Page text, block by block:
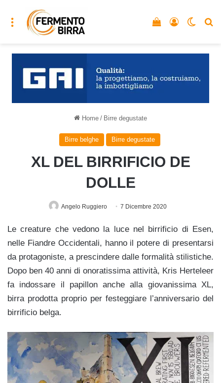
Menu Accedi
Vedi il carrello
Home / Birre degustate
Birre belghe Birre degustate
XL DEL BIRRIFICIO DE
DOLLE
Angelo Ruggiero 7 Dicembre 2020
Le creature che vedono la luce nel birrificio di Esen,
nelle Fiandre Occidentali, hanno il potere di presentarsi
da protagoniste, a prescindere dalle formalità stilistiche.
Dopo ben 40 anni di onoratissima attività, Kris Herteleer
fa indossare il papillon anche alla giovanissima XL,
birra prodotta proprio per festeggiare l’anniversario del
birrificio belga.